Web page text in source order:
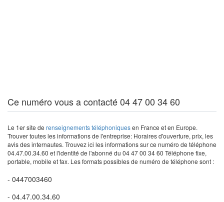
Ce numéro vous a contacté 04 47 00 34 60
Le 1er site de renseignements téléphoniquesen France et en Europe.
Trouver toutes les informations de l'entreprise: Horaires d'ouverture, prix, les
avis des internautes. Trouvez ici les informations sur ce numéro de téléphone
04.47.00.34.60 et l'identité de l'abonné du 04 47 00 34 60 Téléphone fixe,
portable, mobile et fax. Les formats possibles de numéro de téléphone sont :
- 0447003460
- 04.47.00.34.60